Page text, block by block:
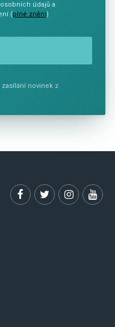
údajů a
(plné znění)
novinek z